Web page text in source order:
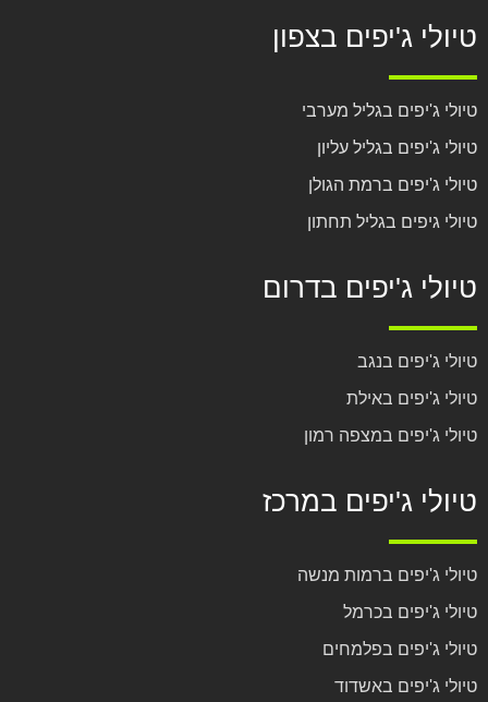
טיולי ג'יפים בצפון
טיולי ג'יפים בגליל מערבי
טיולי ג'יפים בגליל עליון
טיולי ג'יפים ברמת הגולן
טיולי גיפים בגליל תחתון
טיולי ג'יפים בדרום
טיולי ג'יפים בנגב
טיולי ג'יפים באילת
טיולי ג'יפים במצפה רמון
טיולי ג'יפים במרכז
טיולי ג'יפים ברמות מנשה
טיולי ג'יפים בכרמל
טיולי ג'יפים בפלמחים
טיולי ג'יפים באשדוד